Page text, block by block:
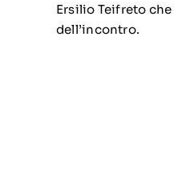
Ersilio Teifreto
dell’incontro.